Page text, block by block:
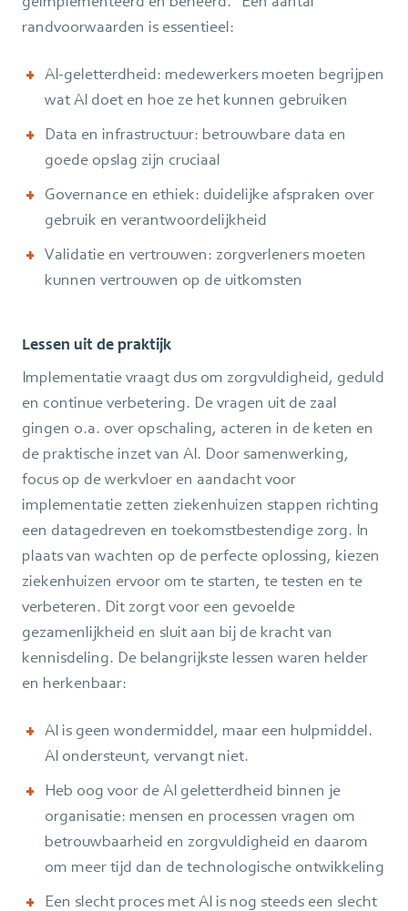
randvoorwaarden is essentieel:
AI-geletterdheid: medewerkers moeten begrijpen
wat AI doet en hoe ze het kunnen gebruiken
Data en infrastructuur: betrouwbare data en
goede opslag zijn cruciaal
Governance en ethiek: duidelijke afspraken over
gebruik en verantwoordelijkheid
Validatie en vertrouwen: zorgverleners moeten
kunnen vertrouwen op de uitkomsten
Lessen uit de praktijk
Implementatie vraagt dus om zorgvuldigheid, geduld
en continue verbetering. De vragen uit de zaal
gingen o.a. over opschaling, acteren in de keten en
de praktische inzet van AI. Door samenwerking,
focus op de werkvloer en aandacht voor
implementatie zetten ziekenhuizen stappen richting
een datagedreven en toekomstbestendige zorg. In
plaats van wachten op de perfecte oplossing, kiezen
ziekenhuizen ervoor om te starten, te testen en te
verbeteren. Dit zorgt voor een gevoelde
gezamenlijkheid en sluit aan bij de kracht van
kennisdeling. De belangrijkste lessen waren helder
en herkenbaar:
AI is geen wondermiddel, maar een hulpmiddel.
AI ondersteunt, vervangt niet.
Heb oog voor de AI geletterdheid binnen je
organisatie: mensen en processen vragen om
betrouwbaarheid en zorgvuldigheid en daarom
om meer tijd dan de technologische ontwikkeling
Een slecht proces met AI is nog steeds een slecht